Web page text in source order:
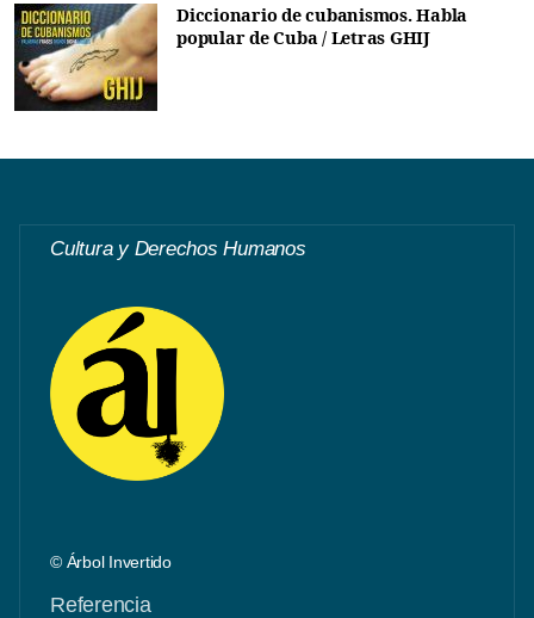
Diccionario de cubanismos. Habla
popular de Cuba / Letras GHIJ
Cultura y Derechos Humanos
© Árbol Invertido
Referencia